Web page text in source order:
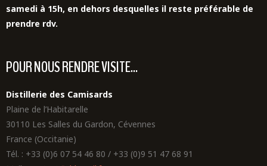
samedi à 15h, en dehors desquelles il reste préférable de
prendre rdv.
POUR NOUS RENDRE VISITE...
Distillerie des Camisards
Plaine de l’Habitarelle
30110 Les Salles du Gardon, Cévennes
France (Occitanie)
Tél. : +33 (0)6 07 54 46 80 / +33 (0)9 51 47 68 91